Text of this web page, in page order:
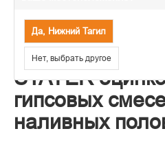
Да, Нижний Тагил
Нет, выбрать другое
06035-10-
STAYER
гипсовых
наливных